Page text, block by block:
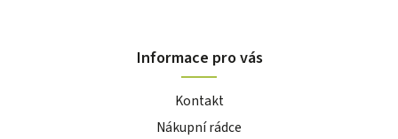
Informace pro vás
Kontakt
Nákupní rádce